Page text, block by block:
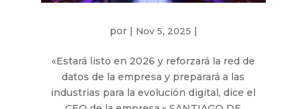
por Nov 5, 2025
«Estará listo en 2026 y reforzará la red de
datos de la empresa y preparará a las
industrias para la evolución digital, dice el